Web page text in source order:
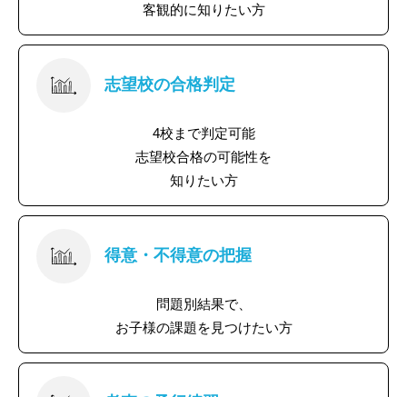
客観的に知りたい方
志望校の合格判定
4校まで判定可能
志望校合格の可能性を
知りたい方
得意・不得意の把握
問題別結果で、
お子様の課題を見つけたい方